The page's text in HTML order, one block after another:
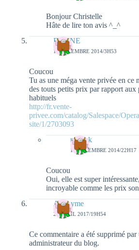
Bonjour Christelle
Hâte de lire ton avis ^_^
FELINE
13 DÉCEMBRE 2014/3H53
Coucou
Tu as une méga vente privée en ce
des touts petits prix par rapport aux
habituels
http://fr.vente-
privee.com/catalog/Salespace/
site/1/2703093
natieak
15 DÉCEMBRE 2014/22H17
Coucou
Oui, elle est super
incroyable comme les prix
Anonyme
22 AVRIL 2017/19H54
Ce commentaire a été supprimé par
administrateur du blog.